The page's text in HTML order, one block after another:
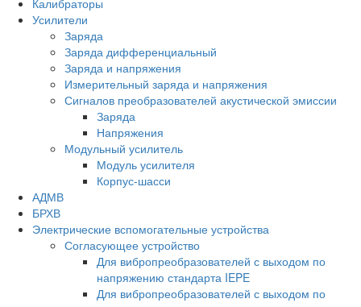
Усилители
Заряда
Заряда дифференциальный
Заряда и напряжения
Измерительный заряда и напряжения
Сигналов преобразователей акустической эмиссии
Заряда
Напряжения
Модульный усилитель
Модуль усилителя
Корпус-шасси
АДМВ
БРХВ
Электрические вспомогательные устройства
Согласующее устройство
Для вибропреобразователей с выходом по
напряжению стандарта IEPE
Для вибропреобразователей с выходом по